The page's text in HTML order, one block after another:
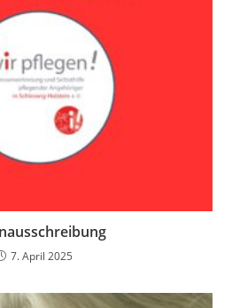
7. April 2025